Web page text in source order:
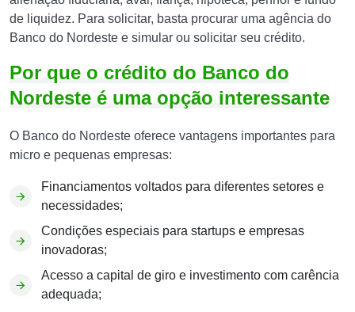
de liquidez. Para solicitar, basta procurar uma agência do
Banco do Nordeste e simular ou solicitar seu crédito.
Por que o crédito do Banco do
Nordeste é uma opção interessante
O Banco do Nordeste oferece vantagens importantes para
micro e pequenas empresas:
Financiamentos voltados para diferentes setores e
necessidades;
Condições especiais para startups e empresas
inovadoras;
Acesso a capital de giro e investimento com carência
adequada;